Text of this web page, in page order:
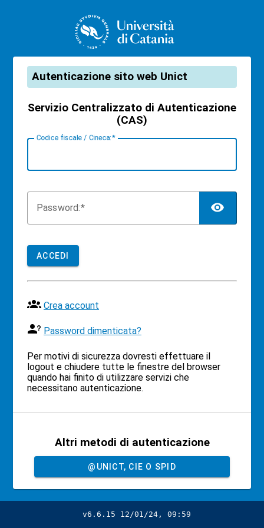
CAS
Autenticazione sito web Unict
Servizio Centralizzato di Autenticazione
(CAS)
Codice fiscale / Cineca:
Password:
ACCEDI
Crea account
Password dimenticata?
Per motivi di sicurezza dovresti effettuare il
logout e chiudere tutte le finestre del browser
quando hai finito di utilizzare servizi che
necessitano autenticazione.
Altri metodi di autenticazione
@UNICT, CIE O SPID
v6.6.15 12/01/24, 09:59